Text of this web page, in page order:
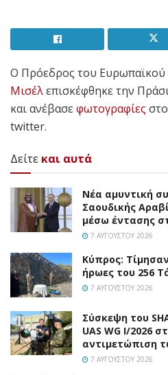
Ο Πρόεδρος του
Μισέλεπισκέφθηκε την
και ανέβασεφωτογραφίες
twitter.
Δείτε και αυτά
Νέα αμυντική
Σαουδικής
μέσω έντασης
7 ΑΥΓΟΎΣΤΟΥ 2026
Κύπρος:
ήρωες του 256
7 ΑΥΓΟΎΣΤΟΥ 2026
Σύσκεψη του
UAS WG I/2026
αντιμετώπιση
7 ΑΥΓΟΎΣΤΟΥ 2026